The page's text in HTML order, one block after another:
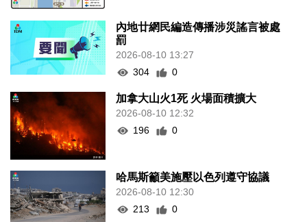
內地廿網民編造傳播涉災謠言被處
罰
2026-08-10 13:27
304
0
加拿大山火1死 火場面積擴大
2026-08-10 12:32
196
0
哈馬斯籲美施壓以色列遵守協議
2026-08-10 12:30
213
0